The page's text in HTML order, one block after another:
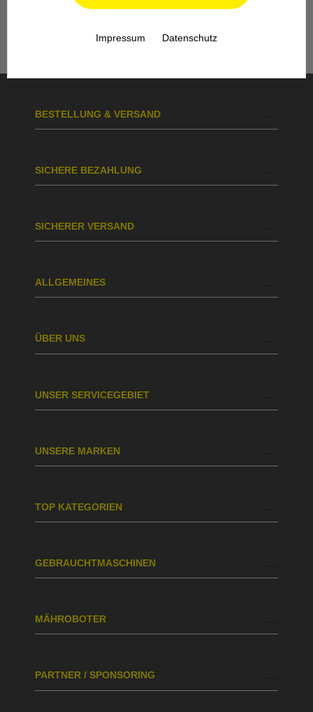
Köln steht Ihnen auch nach dem Kauf mit
BESTELLUNG & VERSAND
SICHERE BEZAHLUNG
SICHERER VERSAND
ALLGEMEINES
ÜBER UNS
UNSER SERVICEGEBIET
UNSERE MARKEN
TOP KATEGORIEN
GEBRAUCHTMASCHINEN
MÄHROBOTER
PARTNER / SPONSORING
Impressum Datenschutz